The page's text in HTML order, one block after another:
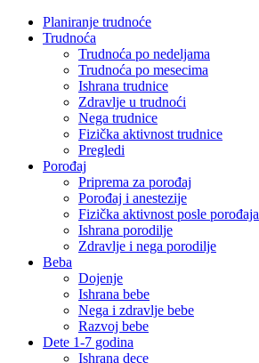
Planiranje trudnoće
Trudnoća
Trudnoća po nedeljama
Trudnoća po mesecima
Ishrana trudnice
Zdravlje u trudnoći
Nega trudnice
Fizička aktivnost trudnice
Pregledi
Porođaj
Priprema za porođaj
Porođaj i anestezije
Fizička aktivnost posle porođaja
Ishrana porodilje
Zdravlje i nega porodilje
Beba
Dojenje
Ishrana bebe
Nega i zdravlje bebe
Razvoj bebe
Dete 1-7 godina
Ishrana dece